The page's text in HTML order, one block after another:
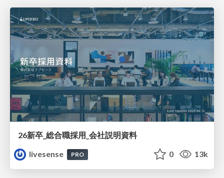
26新卒_総合職採用_会社説明資料
livesense
PRO 0 13k